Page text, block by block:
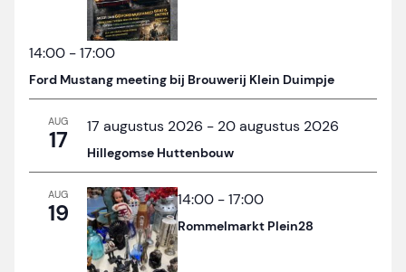
14:00 -17:00
Ford Mustang meeting bij Brouwerij Klein Duimpje
AUG
17 17 augustus 2026 - 20 augustus 2026
Hillegomse Huttenbouw
AUG
19 14:00 -17:00
Rommelmarkt Plein28